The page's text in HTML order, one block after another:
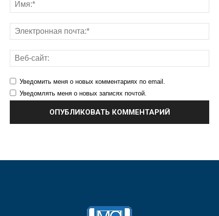
Уведомить меня о новых комментариях по email.
Уведомлять меня о новых записях почтой.